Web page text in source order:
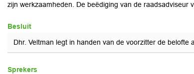
zijn werkzaamheden. De beëdiging van de raadsadviseur
Besluit
Dhr. Veltman legt in handen van de voorzitter de belofte
Sprekers